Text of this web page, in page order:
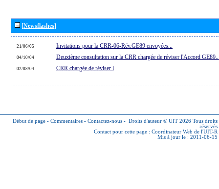
[Newsflashes]
21/06/05 Invitations pour la CRR-06-Rév.GE89 envoyées...
04/10/04 Deuxième consultation sur la CRR chargée de réviser l'Accord
02/08/04 CRR chargée de réviser l
Début de page - Commentaires - Contactez-nous - Droits d'auteur © UIT 2026 Tous droits
réservés
Contact pour cette page : Coordinateur Web de l'UIT-R
Mis à jour le : 2011-06-15